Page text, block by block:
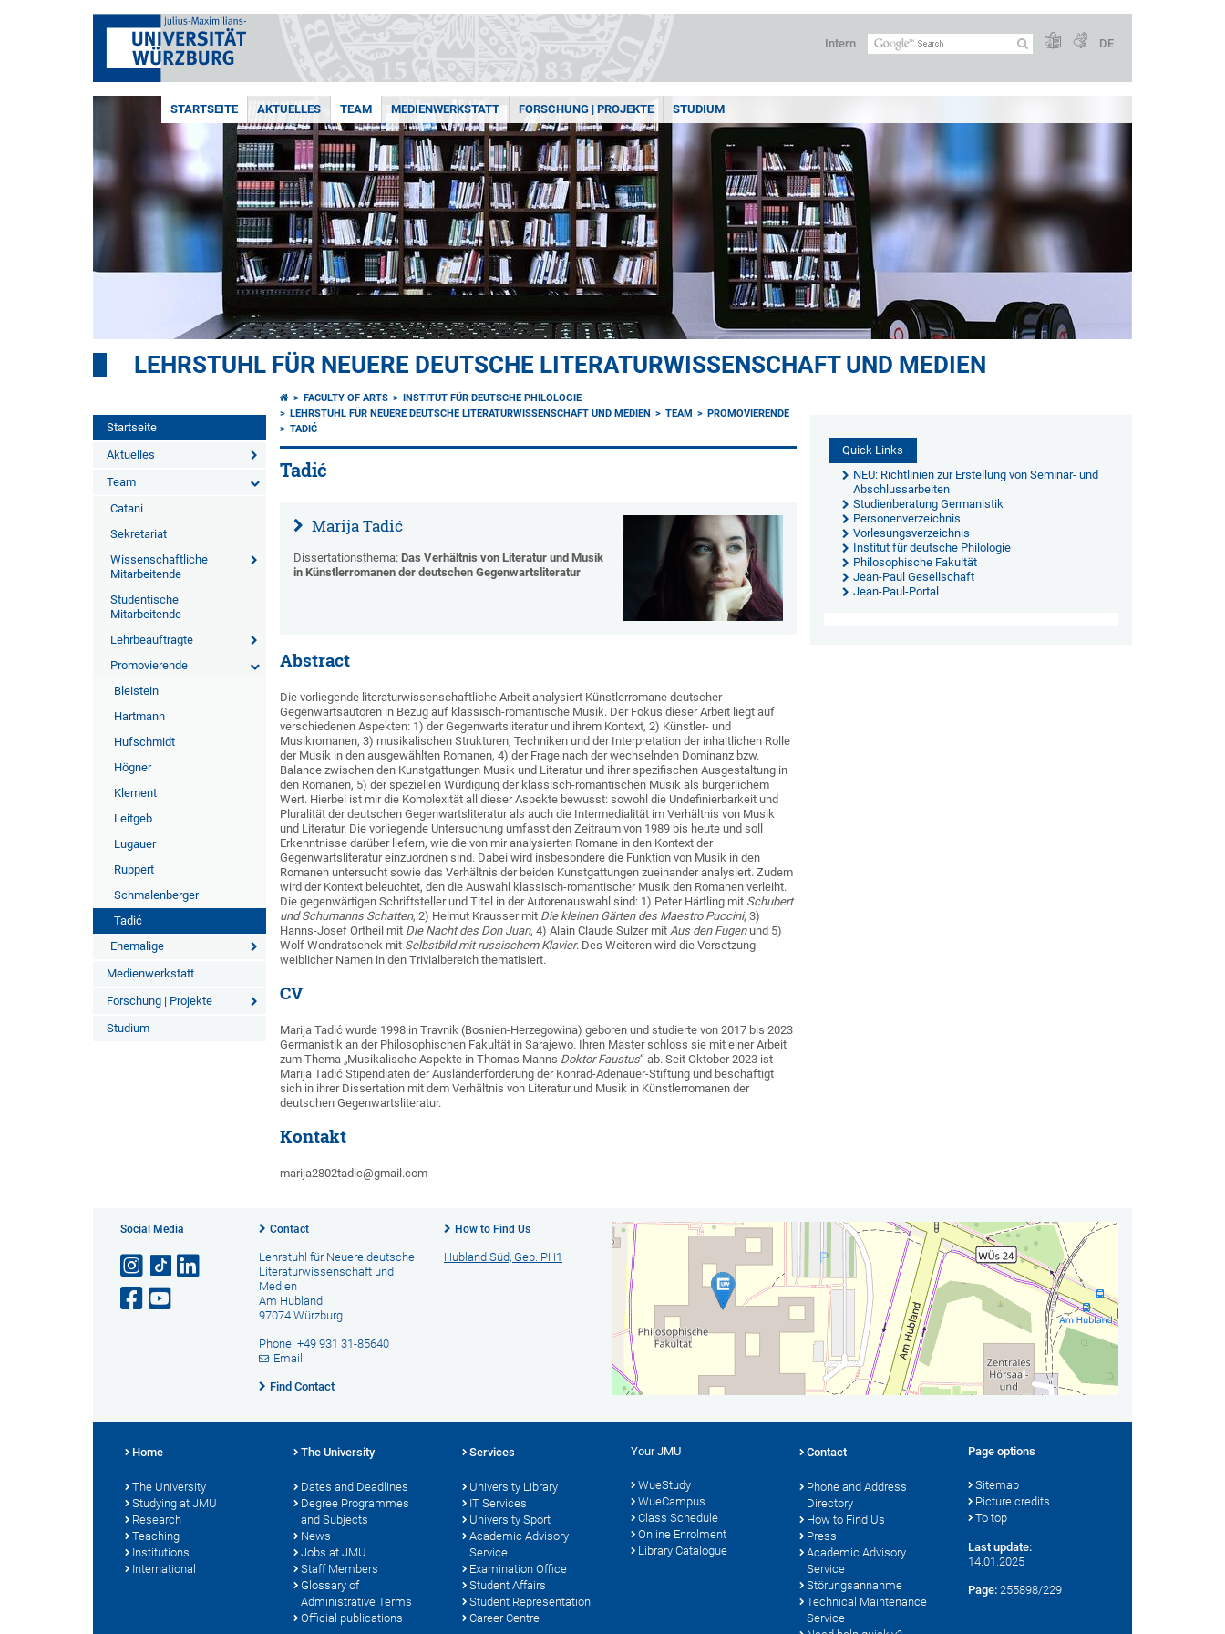
Intern DE
STARTSEITE AKTUELLES TEAM MEDIENWERKSTATT FORSCHUNG | PROJEKTE STUDIUM
LEHRSTUHL FÜR NEUERE DEUTSCHE LITERATURWISSENSCHAFT UND MEDIEN
Startseite
Aktuelles
Team
Catani
Sekretariat
Wissenschaftliche
Mitarbeitende
Studentische
Mitarbeitende
Lehrbeauftragte
Promovierende
Bleistein
Hartmann
Hufschmidt
Högner
Klement
Leitgeb
Lugauer
Ruppert
Schmalenberger
Tadić
Ehemalige
Medienwerkstatt
Forschung | Projekte
Studium
FACULTY OF ARTS
INSTITUT FÜR DEUTSCHE PHILOLOGIE
LEHRSTUHL FÜR NEUERE DEUTSCHE LITERATURWISSENSCHAFT UND MEDIEN
TEAM
PROMOVIERENDE
TADIĆ
Tadić
Marija Tadić
Dissertationsthema:Das Verhältnis von Literatur und Musik
in Künstlerromanen der deutschen Gegenwartsliteratur
Abstract
Die vorliegende literaturwissenschaftliche Arbeit analysiert Künstlerromane deutscher
Gegenwartsautoren in Bezug auf klassisch-romantische Musik. Der Fokus dieser Arbeit liegt auf
verschiedenen Aspekten: 1) der Gegenwartsliteratur und ihrem Kontext, 2) Künstler- und
Musikromanen, 3) musikalischen Strukturen, Techniken und der Interpretation der inhaltlichen Rolle
der Musik in den ausgewählten Romanen, 4) der Frage nach der wechselnden Dominanz bzw.
Balance zwischen den Kunstgattungen Musik und Literatur und ihrer spezifischen Ausgestaltung in
den Romanen, 5) der speziellen Würdigung der klassisch-romantischen Musik als bürgerlichem
Wert. Hierbei ist mir die Komplexität all dieser Aspekte bewusst: sowohl die Undefinierbarkeit und
Pluralität der deutschen Gegenwartsliteratur als auch die Intermedialität im Verhältnis von Musik
und Literatur. Die vorliegende Untersuchung umfasst den Zeitraum von 1989 bis heute und soll
Erkenntnisse darüber liefern, wie die von mir analysierten Romane in den Kontext der
Gegenwartsliteratur einzuordnen sind. Dabei wird insbesondere die Funktion von Musik in den
Romanen untersucht sowie das Verhältnis der beiden Kunstgattungen zueinander analysiert. Zudem
wird der Kontext beleuchtet, den die Auswahl klassisch-romantischer Musik den Romanen verleiht.
Die gegenwärtigen Schriftsteller und Titel in der Autorenauswahl sind: 1) Peter Härtling mit Schubert
und Schumanns Schatten, 2) Helmut Krausser mit Die kleinen Gärten des Maestro Puccini, 3)
Hanns-Josef Ortheil mit Die Nacht des Don Juan, 4) Alain Claude Sulzer mitAus den Fugenund 5)
Wolf Wondratschek mit Selbstbild mit russischem Klavier. Des Weiteren wird die Versetzung
weiblicher Namen in den Trivialbereich thematisiert.
CV
Marija Tadić wurde 1998 in Travnik (Bosnien-Herzegowina) geboren und studierte von 2017 bis 2023
Germanistik an der Philosophischen Fakultät in Sarajewo. Ihren Master schloss sie mit einer Arbeit
zum Thema „Musikalische Aspekte in Thomas Manns Doktor Faustus“ ab. Seit Oktober 2023 ist
Marija Tadić Stipendiaten der Ausländerförderung der Konrad-Adenauer-Stiftung und beschäftigt
sich in ihrer Dissertation mit dem Verhältnis von Literatur und Musik in Künstlerromanen der
deutschen Gegenwartsliteratur.
Kontakt
marija2802tadic@gmail.com
Quick Links
NEU: Richtlinien zur Erstellung von Seminar- und
Abschlussarbeiten
Studienberatung Germanistik
Personenverzeichnis
Vorlesungsverzeichnis
Institut für deutsche Philologie
Philosophische Fakultät
Jean-Paul Gesellschaft
Jean-Paul-Portal
Social Media Contact
Lehrstuhl für Neuere deutsche
Literaturwissenschaft und
Medien
Am Hubland
97074 Würzburg
Phone: +49 931 31-85640
Email
Find Contact
How to Find Us
Hubland Süd, Geb. PH1
Home
The University
Studying at JMU
Research
Teaching
Institutions
International
The University
Dates and Deadlines
Degree Programmes
and Subjects
News
Jobs at JMU
Staff Members
Glossary of
Administrative Terms
Official publications
Services
University Library
IT Services
University Sport
Academic Advisory
Service
Examination Office
Student Affairs
Student Representation
Career Centre
Your JMU
WueStudy
WueCampus
Class Schedule
Online Enrolment
Library Catalogue
Contact
Phone and Address
Directory
How to Find Us
Press
Academic Advisory
Service
Störungsannahme
Technical Maintenance
Service
Page options
Sitemap
Picture credits
To top
Last update:
14.01.2025
Page: 255898/229